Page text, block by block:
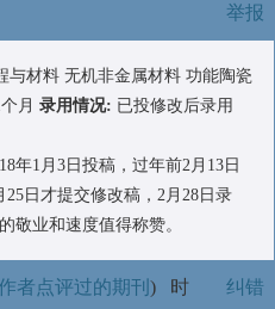
举报
与材料 无机非金属材料 功能陶瓷
月 录用情况: 已投修改后录用
年1月3日投稿，过年前2月13日
25日才提交修改稿，2月28日录
敬业和速度值得称赞。
者点评过的期刊 ) 时
纠错